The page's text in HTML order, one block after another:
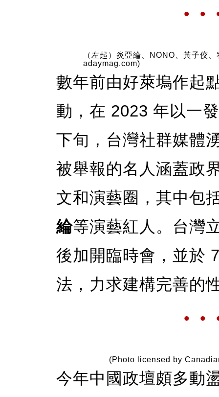
• •
（左起）炎亞綸、NONO、黃子佼
adaymag.com)
數年前由好萊塢作起
動，在 2023 年以一
下旬，台灣社群媒體
被舉報的名人涵蓋政
文和演藝圈，其中包
綸等演藝紅人。台灣
後加開臨時會，並於
法，力求建構完善的
• •
(Photo licensed by
今年中國政壇頗多動